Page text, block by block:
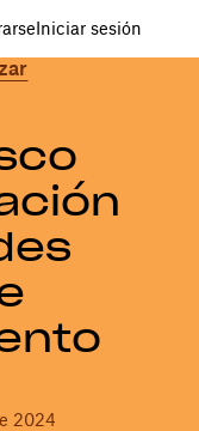
Iniciar sesión
2024